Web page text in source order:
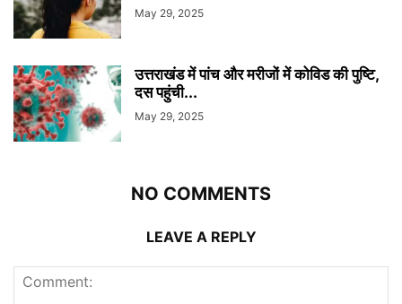
May 29, 2025
उत्तराखंड में पांच और मरीजों में कोविड की पुष्टि,
दस पहुंची...
May 29, 2025
NO COMMENTS
LEAVE A REPLY